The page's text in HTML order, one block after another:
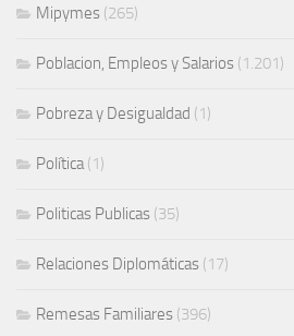
Mipymes (265)
Poblacion, Empleos y Salarios (1.201)
Pobreza y Desigualdad (1)
Política(1)
Politicas Publicas (35)
Relaciones Diplomáticas (17)
Remesas Familiares (396)